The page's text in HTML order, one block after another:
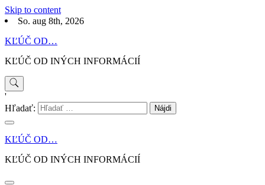
Skip to content
So. aug 8th, 2026
KĽÚČ OD…
KĽÚČ OD INÝCH INFORMÁCIÍ
'
Hľadať:
KĽÚČ OD…
KĽÚČ OD INÝCH INFORMÁCIÍ